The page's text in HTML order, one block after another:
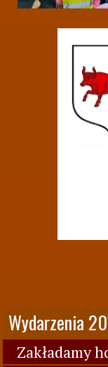
Wydarzenia
Zakładamy